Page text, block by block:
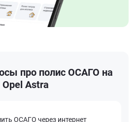
про полис ОСАГО на
Opel Astra
ОСАГО через интернет